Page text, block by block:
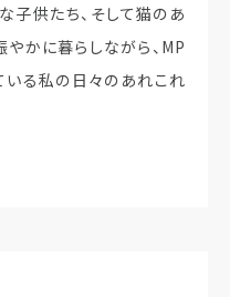
子供たち、そして猫のあ
かに暮らしながら、MP
る私の日々のあれこれ